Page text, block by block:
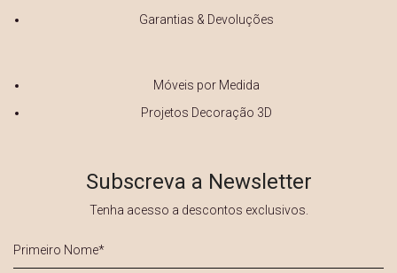
Garantias & Devoluções
Móveis por Medida
Projetos Decoração 3D
Subscreva a Newsletter
Tenha acesso a descontos exclusivos.
Nome
*